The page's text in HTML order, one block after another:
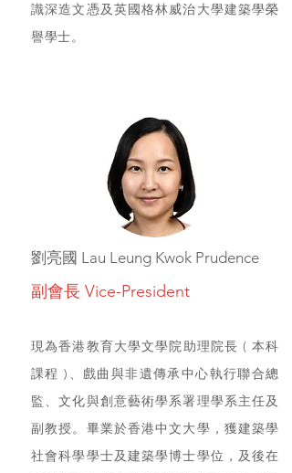
識深造文憑及英國格林威治大學建築學榮
譽學士。
劉亮國 Lau Leung Kwok Prudence
副會長 Vice-President
現為香港教育大學文學院助理院長 ( 本科
課程 )、戲曲與非遺傳承中心執行聯合總
監、文化與創意藝術學系署理學系主任及
副教授。畢業於香港中文大學，獲建築學
社會科學學士及建築學博士學位，及後在